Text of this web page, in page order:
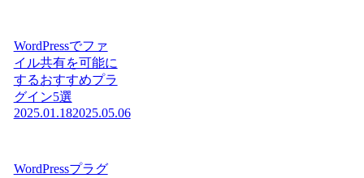
WordPressでファ
イル共有を可能に
するおすすめプラ
グイン5選
2025.01.182025.05.06
WordPressプラグ